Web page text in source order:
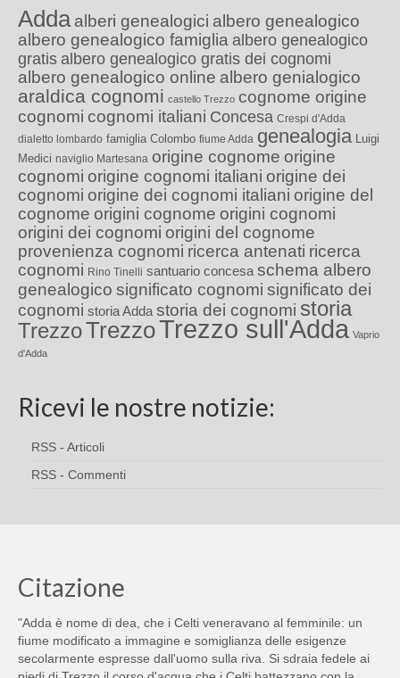
Adda alberi genealogici albero genealogico
albero genealogico famiglia albero genealogico
gratis albero genealogico gratis dei cognomi
albero genealogico online albero genialogico
araldica cognomi castello Trezzo cognome origine
cognomi cognomi italiani Concesa Crespi d'Adda
dialetto lombardo famiglia Colombo fiume Adda genealogia Luigi
Medici naviglio Martesana origine cognome origine
cognomi origine cognomi italiani origine dei
cognomi origine dei cognomi italiani origine del
cognome origini cognome origini cognomi
origini dei cognomi origini del cognome
provenienza cognomi ricerca antenati ricerca
cognomi Rino Tinelli santuario concesa schema albero
genealogico significato cognomi significato dei
cognomi storia Adda storia dei cognomi storia
TrezzoTrezzoTrezzo sull'Adda Vaprio
d'Adda
Ricevi le nostre notizie:
RSS - Articoli
RSS - Commenti
Citazione
"Adda è nome di dea, che i Celti veneravano al femminile: un
fiume modificato a immagine e somiglianza delle esigenze
secolarmente espresse dall'uomo sulla riva. Si sdraia fedele ai